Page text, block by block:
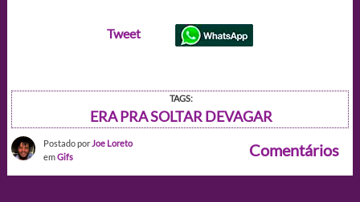
Tweet
TAGS:
ERA PRA SOLTAR DEVAGAR
Postado por Joe Loreto
emGifs Comentários